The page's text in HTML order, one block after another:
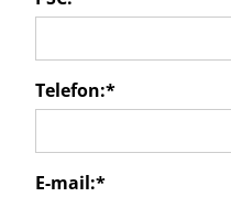
Telefon:*
E-mail:*